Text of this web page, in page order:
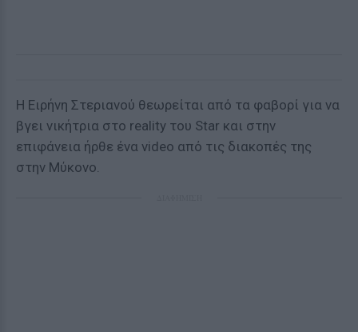
Η Ειρήνη Στεριανού θεωρείται από τα φαβορί για να
βγει νικήτρια στο reality του Star και στην
επιφάνεια ήρθε ένα video από τις διακοπές της
στην Μύκονο.